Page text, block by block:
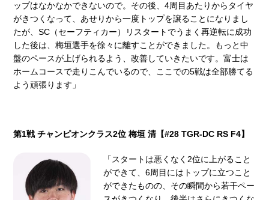
ップはなかなかできないので。その後、4周⽬あたりからタイヤ
がきつくなって、あせりから⼀度トップを譲ることになりまし
たが、SC（セーフティカー）リスタートでうまく再逆転に成功
した後は、梅垣選⼿を徐々に離すことができました。もっと中
盤のペースが上げられるよう、改善していきたいです。富⼠は
ホームコースで⾛りこんでいるので、ここでの5戦は全部勝てる
よう頑張ります」
第1戦 チャンピオンクラス2位 梅垣 清【#28 TGR-DC RS F4】
「スタートは悪くなく2位に上がること
ができて、6周⽬にはトップに⽴つこと
ができたものの、その瞬間から若⼲ペー